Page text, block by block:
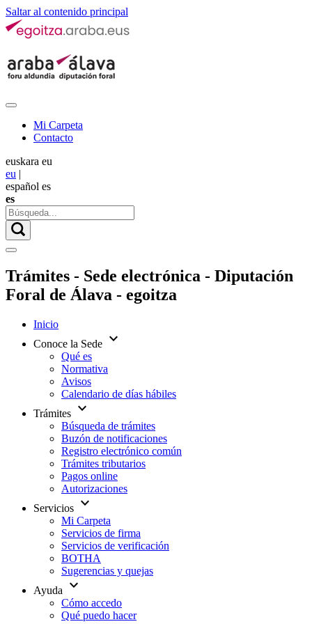
Saltar al contenido principal
Mi Carpeta
Contacto
euskara eu
eu |
español es
es
Trámites - Sede electrónica - Diputación
Foral de Álava - egoitza
Inicio
Conoce la Sede expand_more
Qué es
Normativa
Avisos
Calendario de días hábiles
Trámites expand_more
Búsqueda de trámites
Buzón de notificaciones
Registro electrónico común
Trámites tributarios
Pagos online
Autorizaciones
Servicios expand_more
Mi Carpeta
Servicios de firma
Servicios de verificación
BOTHA
Sugerencias y quejas
Ayuda
expand_more
Cómo accedo
Qué puedo hacer